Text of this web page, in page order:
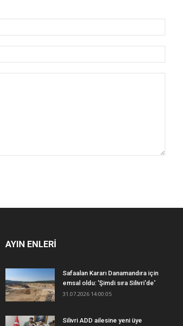
AYIN ENLERİ
Safaalan Kararı Danamandıra için
emsal oldu: 'Şimdi sıra Silivri'de'
31.07.2026 14:00:05
Silivri ADD ailesine yeni üye